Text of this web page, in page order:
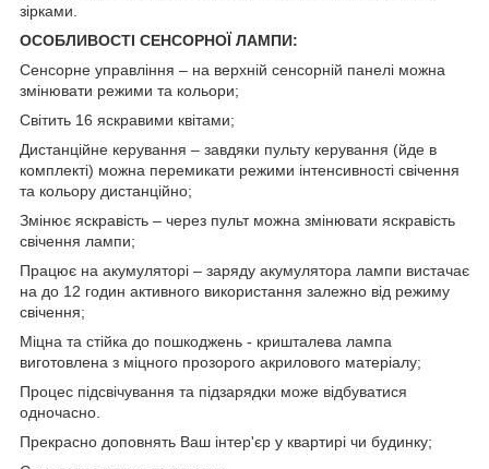
зірками.
ОСОБЛИВОСТІ СЕНСОРНОЇ ЛАМПИ:
Сенсорне управління – на верхній сенсорній панелі можна
змінювати режими та кольори;
Світить 16 яскравими квітами;
Дистанційне керування – завдяки пульту керування (йде в
комплекті) можна перемикати режими інтенсивності свічення
та кольору дистанційно;
Змінює яскравість – через пульт можна змінювати яскравість
свічення лампи;
Працює на акумуляторі – заряду акумулятора лампи вистачає
на до 12 годин активного використання залежно від режиму
свічення;
Міцна та стійка до пошкоджень - кришталева лампа
виготовлена ​​з міцного прозорого акрилового матеріалу;
Процес підсвічування та підзарядки може відбуватися
одночасно.
Прекрасно доповнять Ваш інтер'єр у квартирі чи будинку;